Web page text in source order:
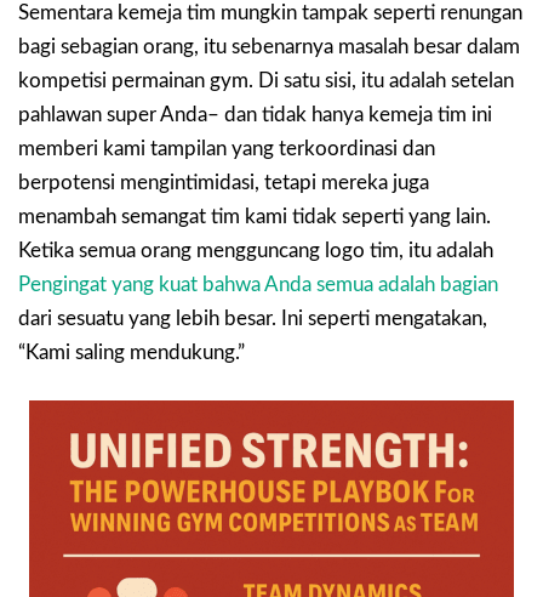
Sementara kemeja tim mungkin tampak seperti renungan
bagi sebagian orang, itu sebenarnya masalah besar dalam
kompetisi permainan gym. Di satu sisi, itu adalah setelan
pahlawan super Anda– dan tidak hanya kemeja tim ini
memberi kami tampilan yang terkoordinasi dan
berpotensi mengintimidasi, tetapi mereka juga
menambah semangat tim kami tidak seperti yang lain.
Ketika semua orang mengguncang logo tim, itu adalah
Pengingat yang kuat bahwa Anda semua adalah bagian
dari sesuatu yang lebih besar. Ini seperti mengatakan,
“Kami saling mendukung.”